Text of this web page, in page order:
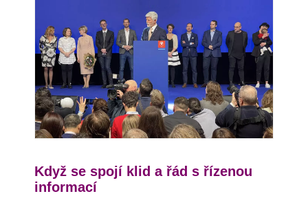
Když se spojí klid a řád s řízenou
informací